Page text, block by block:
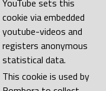
YouTube sets this
cookie via embedded
youtube-videos and
registers anonymous
statistical data.
This cookie is used by